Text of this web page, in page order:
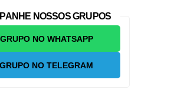
NOSSOS GRUPOS
GRUPO NO WHATSAPP
GRUPO NO TELEGRAM